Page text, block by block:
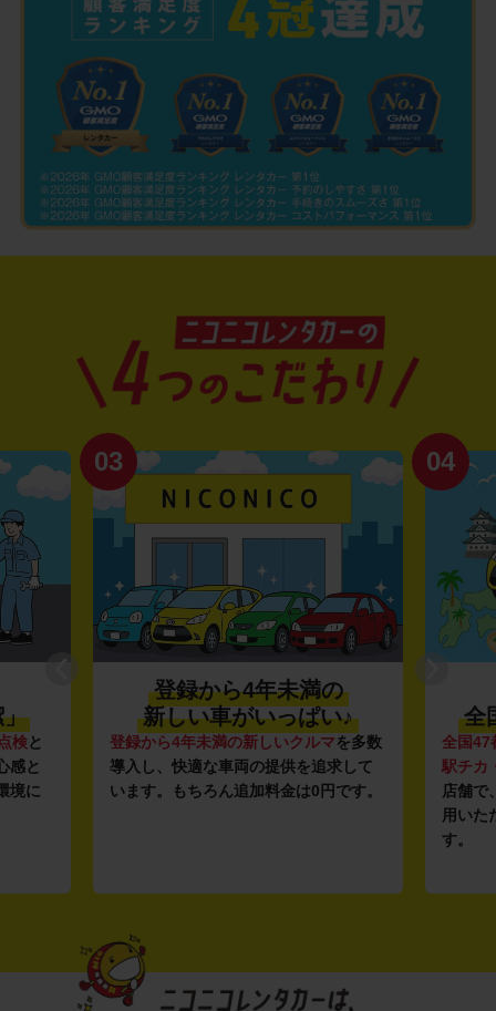
」
検と
感と
境に
03
登録から4年未満の
新しい車がいっぱい♪
登録から4年未満の新しいクルマを多数
導入し、快適な車両の提供を追求して
います。もちろん追加料金は0円です。
04
全
全国47
駅チカ
店舗で
用いた
す。